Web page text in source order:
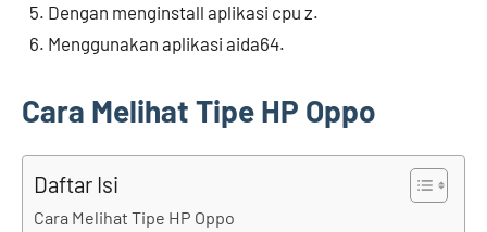
Dengan menginstall aplikasi cpu z.
Menggunakan aplikasi aida64.
Cara Melihat Tipe HP Oppo
Daftar Isi
Cara Melihat Tipe HP Oppo